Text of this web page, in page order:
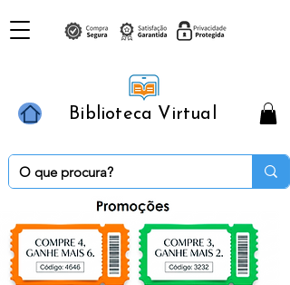
Biblioteca Virtual